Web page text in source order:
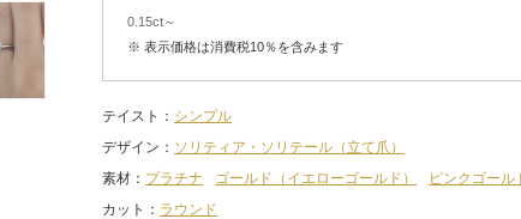
0.15ct～
※ 表示価格は消費税10％を含みます
テイスト
シンプル
デザイン
ソリティア・ソリテール（立て爪）
素材
プラチナ ゴールド（イエローゴールド）
ピンクゴール
カット
ラウンド